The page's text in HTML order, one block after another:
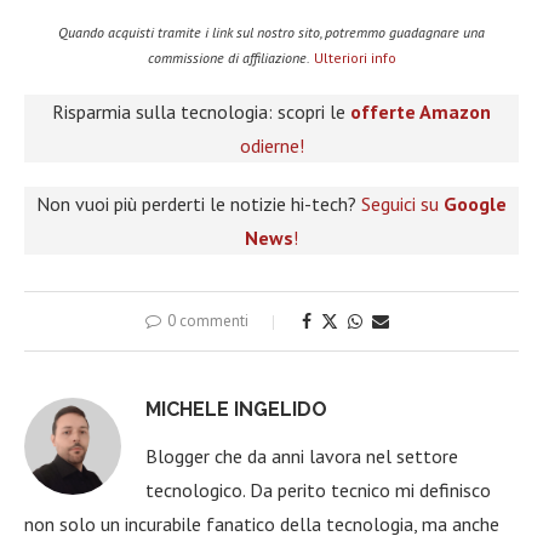
Quando acquisti tramite i link sul nostro sito, potremmo guadagnare una
commissione di affiliazione. Ulteriori info
Risparmia sulla tecnologia: scopri le offerte Amazon
odierne!
Non vuoi più perderti le notizie hi-tech? Seguici su Google
News!
0 commenti
MICHELE INGELIDO
Blogger che da anni lavora nel settore
tecnologico. Da perito tecnico mi definisco
non solo un incurabile fanatico della tecnologia, ma anche